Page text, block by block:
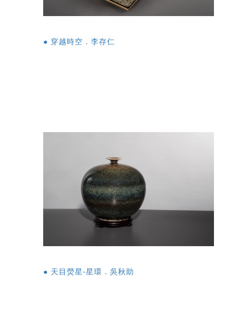
● 穿越時空．李存仁
● 天目熒星-星環．吳秋助